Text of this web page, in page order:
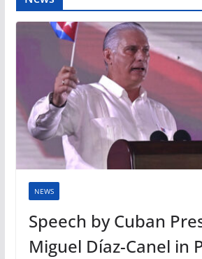
NEWS
Speech by Cuban
Miguel Díaz-Canel in